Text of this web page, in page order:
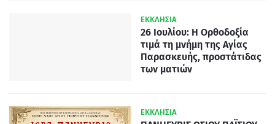
ΕΚΚΛΗΣΙΑ
26 Ιουλίου: Η Ορθοδοξία
τιμά τη μνήμη της Αγίας
Παρασκευής, προστάτιδας
των ματιών
ΕΚΚΛΗΣΙΑ